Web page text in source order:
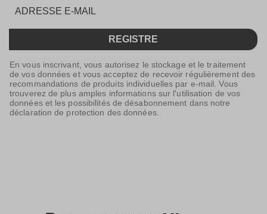
REGISTRE
En vous inscrivant, vous autorisez le stockage et le traitement
de vos données et vous acceptez de recevoir régulièrement des
recommandations de produits individuelles par e-mail. Vous
trouverez de plus amples informations sur l'utilisation de vos
données et les possibilités de désabonnement dans notre
déclaration de protection des données.